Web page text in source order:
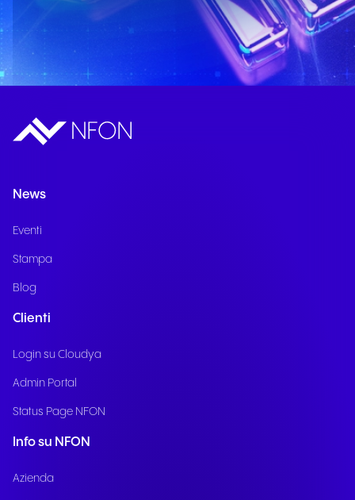
News
Eventi
Stampa
Blog
Clienti
Login su Cloudya
Admin Portal
Status Page NFON
Info su NFON
Azienda